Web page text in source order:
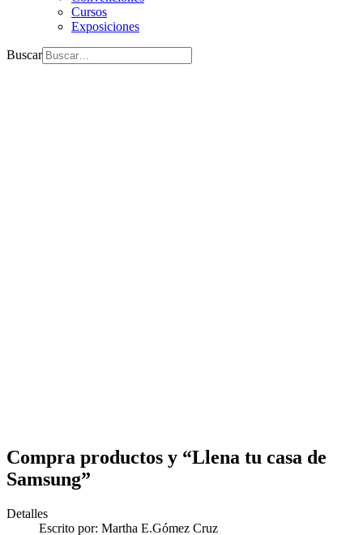
Cursos
Exposiciones
Buscar
Compra productos y “Llena tu casa de
Samsung”
Detalles
Escrito por: Martha E.Gómez Cruz